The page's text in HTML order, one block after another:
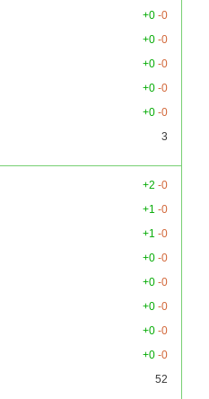
+0 -0
+0 -0
+0 -0
+0 -0
+0 -0
3
+2 -0
+1 -0
+1 -0
+0 -0
+0 -0
+0 -0
+0 -0
+0 -0
52